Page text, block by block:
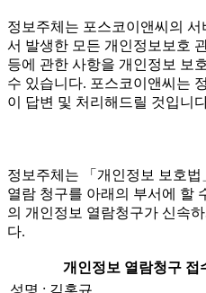
정보주체는 포스코이앤씨의
서 발생한 모든 개인정보보호
등에 관한 사항을 개인정보 보
수 있습니다. 포스코이앤씨는
이 답변 및 처리해드릴 것입니
정보주체는 「개인정보 보호법
열람 청구를 아래의 부서에 할
의 개인정보 열람청구가 신속
다.
개인정보 열람청구 접
성명 : 김홍규